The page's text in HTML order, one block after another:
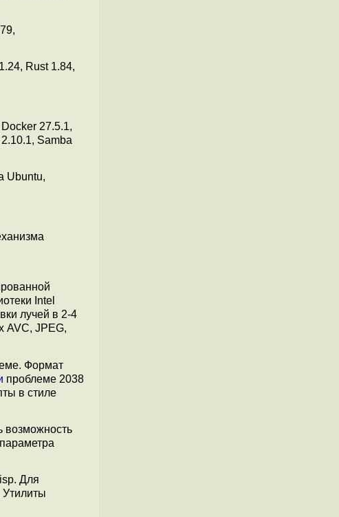
Rust 1.84,
27.5.1,
Samba
Ubuntu,
Intel
лучей в 2-4
AVC, JPEG,
Формат
проблеме 2038
в стиле
возможность
Для
Утилиты